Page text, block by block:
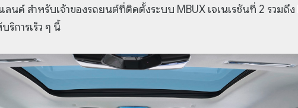
ลนด์ สำหรับเจ้าของรถยนต์ที่ติดตั้งระบบ MBUX เจเนเรชันที่ 2 รวมถึง
ริการเร็ว ๆ นี้